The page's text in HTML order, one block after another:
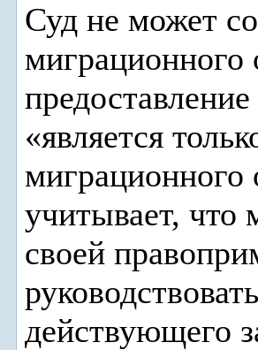
Суд не может
миграционного
«является
миграционного
учитывает, что
своей
действующего